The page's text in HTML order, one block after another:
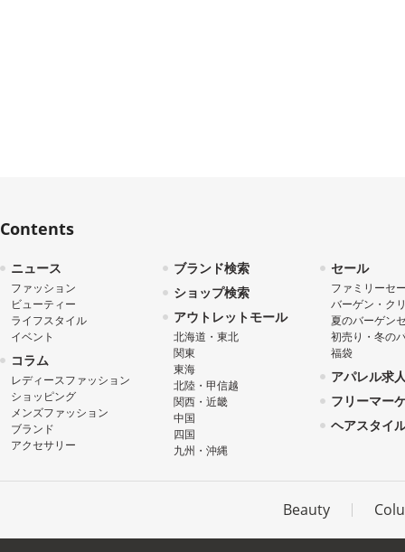
Contents
ニュース
ファッション
ビューティー
ライフスタイル
イベント
コラム
レディースファッション
ショッピング
メンズファッション
ブランド
アクセサリー
ブランド検索
ショップ検索
アウトレットモール
北海道・東北
関東
東海
北陸・甲信越
関西・近畿
中国
四国
九州・沖縄
セール
ファミリーセ
バーゲン・ク
夏のバーゲン
初売り・冬の
福袋
アパレル求
フリーマー
ヘアスタイ
Beauty